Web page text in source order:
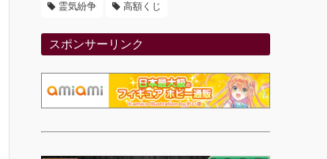
霊気紛争 高額くじ
スポンサーリンク